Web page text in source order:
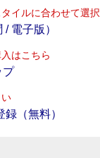
イルに合わせて選択
電子版）
はこちら
プ
録（無料）